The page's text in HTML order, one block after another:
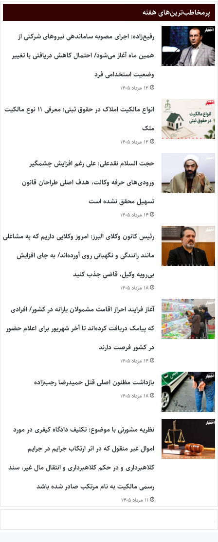
پر‌مخاطب‌ترین‌های هفته
رفیع‌زاده: اجرای مصوبه ساماندهی نیروهای شرکتی از
همین ماه آغاز می‌شود/ احتمال کاهش دریافتی با تغییر
وضعیت استخدامی فرد
۱۲ مرداد ۱۴۰۵
انواع مالکیت املاک در حقوق ثبتی؛ معرفی ۱۱ نوع مالکیت
ملک
۱۲ مرداد ۱۴۰۵
حجت السلام نقدعلی: علی رغم افزایش چشمگیر
ورودی‌های حرفه وکالت، هدف اصلی طراحان قانون
تسهیل محقق نشده است
۱۴ مرداد ۱۴۰۵
رئیس کانون وکلای البرز: امروز وکلایی داریم که به مشاغلی
مانند رانندگی و نگهبانی روی آورده‌اند/ به جای افزایش
بی‌رویه وکیل، قاضی جذب کنید
۱۸ مرداد ۱۴۰۵
آغاز فرایند احراز اقامت مشمولان یارانه در کشور/ افرادی
که پیامک دریافت کرده‌اند تا آخر شهریور برای اعلام حضور
در کشور فرصت دارند
۱۴ مرداد ۱۴۰۵
بازداشت مظنون اصلی قتل حمیدرضا رجب‌زاده
۱۸ مرداد ۱۴۰۵
نظریه مشورتی با موضوع: تکلیف دادگاه کیفری در مورد
اموال غیر منقول که در اثر ارتکاب جرایم در جرایم
کلاهبرداری و در حکم کلاهبرداری و انتقال مال غیر، سند
رسمی مالکیت به نام مرتکب صادر شده باشد
۱۱ مرداد ۱۴۰۵